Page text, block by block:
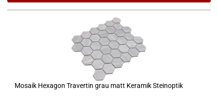
Mosaik Hexagon Travertin grau matt Keramik Steinoptik